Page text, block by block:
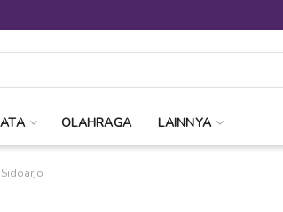
OLAHRAGA LAINNYA